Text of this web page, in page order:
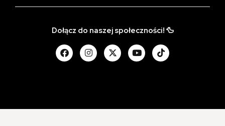
Dołącz do naszej społeczności! 🦆